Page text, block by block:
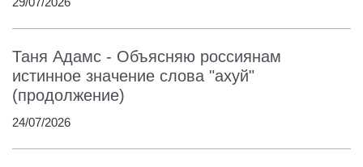
Таня Адамс - Объясняю россиянам
истинное значение слова "ахуй"
(продолжение)
24/07/2026